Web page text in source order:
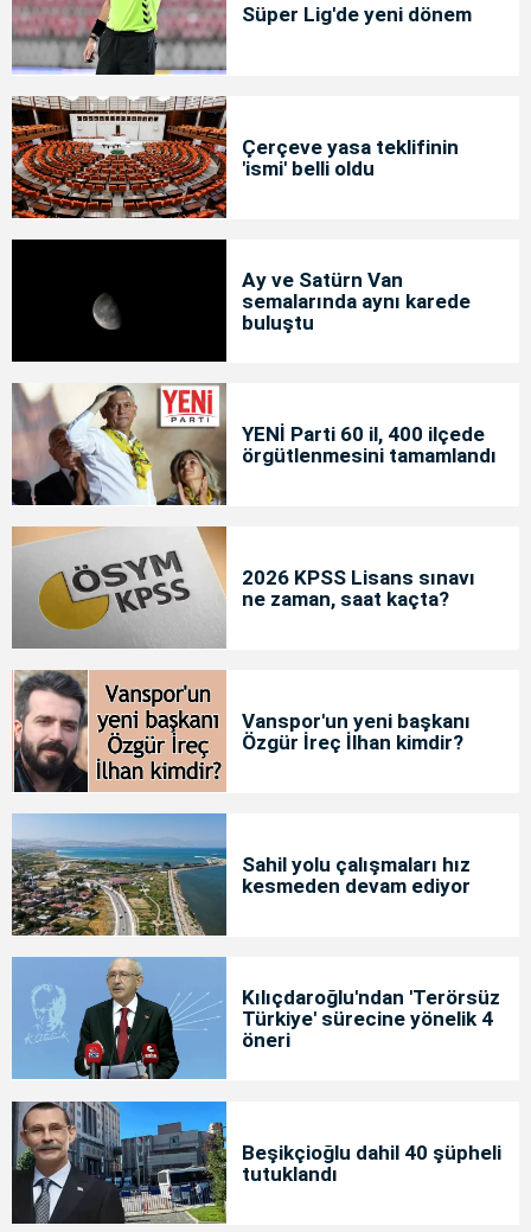
Süper Lig'de yeni dönem
Çerçeve yasa teklifinin
'ismi' belli oldu
Ay ve Satürn Van
semalarında aynı karede
buluştu
YENİ Parti 60 il, 400 ilçede
örgütlenmesini tamamlandı
2026 KPSS Lisans sınavı
ne zaman, saat kaçta?
Vanspor'un yeni başkanı
Özgür İreç İlhan kimdir?
Sahil yolu çalışmaları hız
kesmeden devam ediyor
Kılıçdaroğlu'ndan 'Terörsüz
Türkiye' sürecine yönelik 4
öneri
Beşikçioğlu dahil 40 şüpheli
tutuklandı